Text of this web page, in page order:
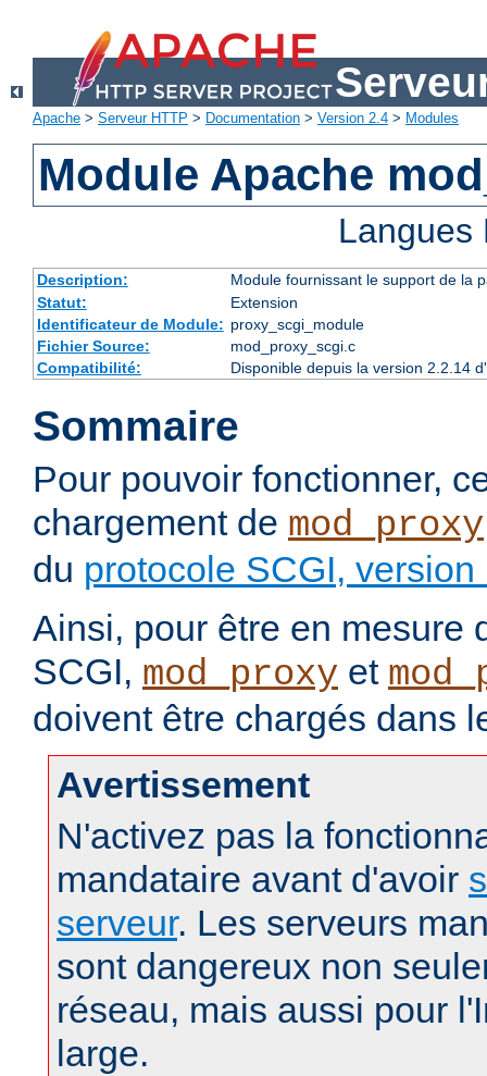
Apache > Serveur HTTP > Documentation > Version 2.4 > Modules
Module Apache
Description:
Module fournissant le support de la
Statut:
Extension
Identificateur de Module: proxy_scgi_module
Fichier Source:
mod_proxy_scgi.c
Compatibilité:
Disponible depuis la version 2.2.14
Sommaire
Pour pouvoir fonctionner,
chargement de mod_proxy
du protocole SCGI, version
Ainsi, pour être en mesure
SCGI, mod_proxy et
doivent être chargés dans
Avertissement
N'activez pas la
mandataire avant d'avoir
serveur. Les serveurs
sont dangereux non
réseau, mais aussi pour
large.